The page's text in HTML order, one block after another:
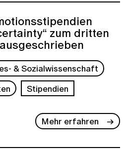
zum dritten
& Sozialwissenschaft
Stipendien
Mehr erfahren